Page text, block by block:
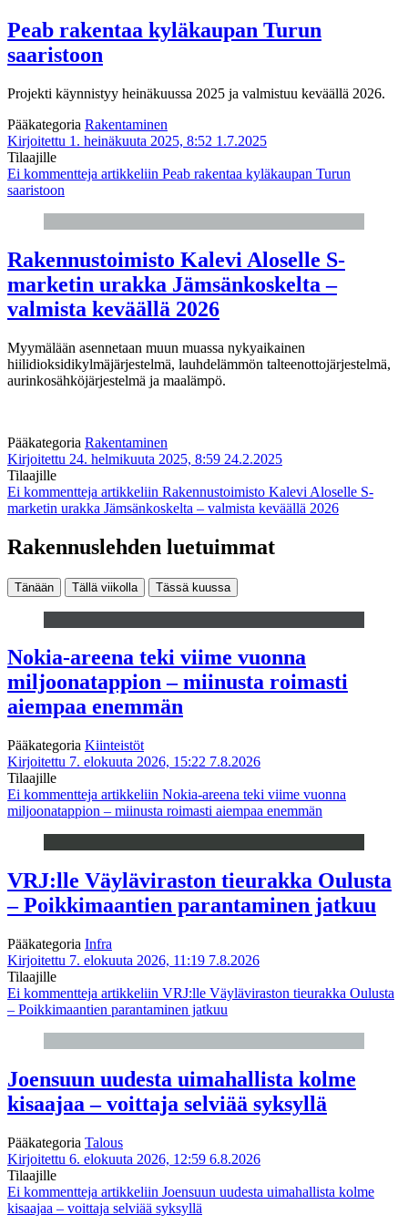
Peab rakentaa kyläkaupan Turun
saaristoon
Projekti käynnistyy heinäkuussa 2025 ja valmistuu keväällä 2026.
Pääkategoria Rakentaminen
Kirjoitettu 1. heinäkuuta 2025, 8:52 1.7.2025
Tilaajille
Ei kommentteja artikkeliin Peab rakentaa kyläkaupan Turun
saaristoon
Rakennustoimisto Kalevi Aloselle S-
marketin urakka Jämsänkoskelta –
valmista keväällä 2026
Myymälään asennetaan muun muassa nykyaikainen
hiilidioksidikylmäjärjestelmä, lauhdelämmön talteenottojärjestelmä,
aurinkosähköjärjestelmä ja maalämpö.
Pääkategoria Rakentaminen
Kirjoitettu 24. helmikuuta 2025, 8:59 24.2.2025
Tilaajille
Ei kommentteja artikkeliin Rakennustoimisto Kalevi Aloselle S-
marketin urakka Jämsänkoskelta – valmista keväällä 2026
Rakennuslehden luetuimmat
Tänään Tällä viikolla Tässä kuussa
Nokia-areena teki viime vuonna
miljoonatappion – miinusta roimasti
aiempaa enemmän
Pääkategoria Kiinteistöt
Kirjoitettu 7. elokuuta 2026, 15:22 7.8.2026
Tilaajille
Ei kommentteja artikkeliin Nokia-areena teki viime vuonna
miljoonatappion – miinusta roimasti aiempaa enemmän
VRJ:lle Väyläviraston tieurakka Oulusta
– Poikkimaantien parantaminen jatkuu
Pääkategoria Infra
Kirjoitettu 7. elokuuta 2026, 11:19 7.8.2026
Tilaajille
Ei kommentteja artikkeliin VRJ:lle Väyläviraston tieurakka Oulusta
– Poikkimaantien parantaminen jatkuu
Joensuun uudesta uimahallista kolme
kisaajaa – voittaja selviää syksyllä
Pääkategoria Talous
Kirjoitettu 6. elokuuta 2026, 12:59 6.8.2026
Tilaajille
Ei kommentteja artikkeliin Joensuun uudesta uimahallista kolme
kisaajaa – voittaja selviää syksyllä